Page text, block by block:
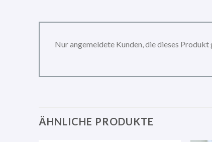
Nur angemeldete Kunden, die dieses
ÄHNLICHE PRODUKTE